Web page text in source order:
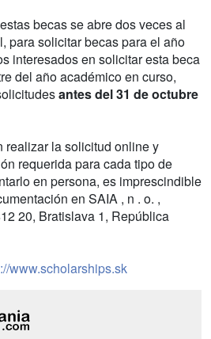
becas se abre dos veces al
para solicitar becas para el año
interesados en solicitar esta beca
del año académico en curso,
antes del 31 de octubre
realizar la solicitud online y
requerida para cada tipo de
en persona, es imprescindible
en SAIA , n . o. ,
20, Bratislava 1, República
www.scholarships.sk